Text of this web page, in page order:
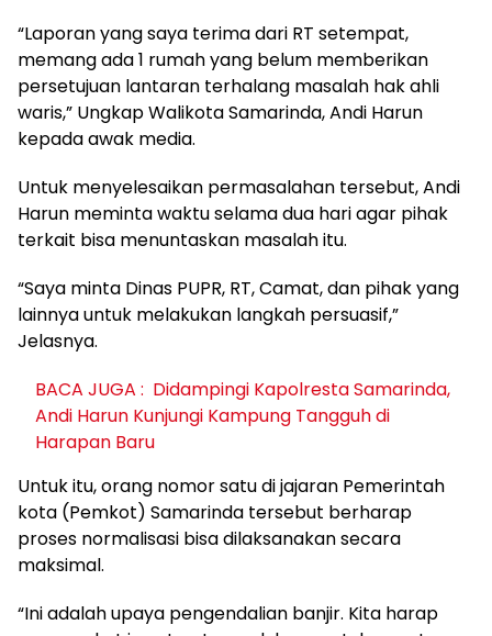
“Laporan yang saya terima dari RT setempat,
memang ada 1 rumah yang belum memberikan
persetujuan lantaran terhalang masalah hak ahli
waris,” Ungkap Walikota Samarinda, Andi Harun
kepada awak media.
Untuk menyelesaikan permasalahan tersebut, Andi
Harun meminta waktu selama dua hari agar pihak
terkait bisa menuntaskan masalah itu.
“Saya minta Dinas PUPR, RT, Camat, dan pihak yang
lainnya untuk melakukan langkah persuasif,”
Jelasnya.
BACA JUGA : Didampingi Kapolresta Samarinda,
Andi Harun Kunjungi Kampung Tangguh di
Harapan Baru
Untuk itu, orang nomor satu di jajaran Pemerintah
kota (Pemkot) Samarinda tersebut berharap
proses normalisasi bisa dilaksanakan secara
maksimal.
“Ini adalah upaya pengendalian banjir. Kita harap